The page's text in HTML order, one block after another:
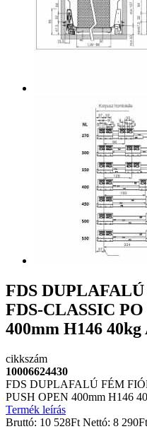
FDS
FDS-CLASSIC
400mm H146
cikkszám
10006624430
FDS DUPLAFALÚ FÉM
PUSH OPEN 400mm H146
Termék leírás
Bruttó: 10 528Ft Nettó: 8 290Ft